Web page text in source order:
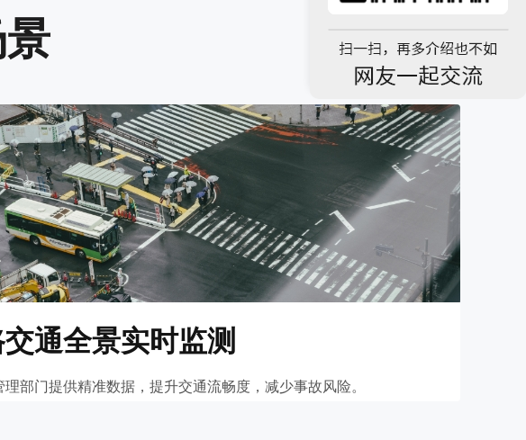
通全景实时监测
理部门提供精准数据，提升交通流畅度，减少事故风险。